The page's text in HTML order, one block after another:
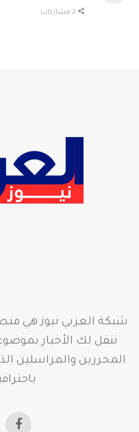
شبكة العربي نيوز هي
ننقل لك الأخبار
المحررين والمراسلين